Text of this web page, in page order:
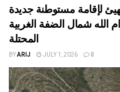
لإقامة مستوطنة جديدة
شمال الضفة الغربية
المحتلة
BYARIJ JULY 1, 2026 0